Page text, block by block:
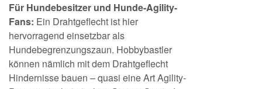
Für Hundebesitzer und Hunde-Agility-
Fans: Ein Drahtgeflecht ist hier
hervorragend einsetzbar als
Hundebegrenzungszaun. Hobbybastler
können nämlich mit dem Drahtgeflecht
Hindernisse bauen – quasi eine Art Agility-